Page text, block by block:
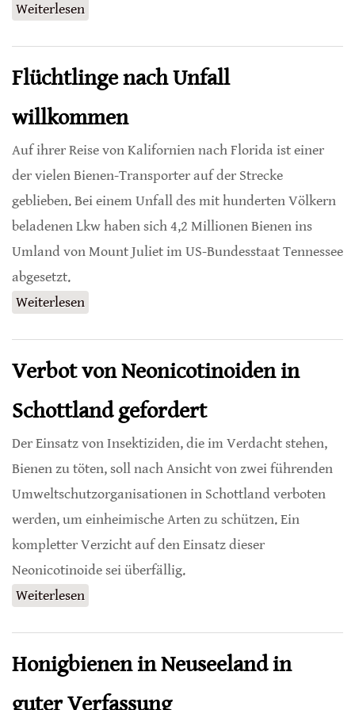
Weiterlesen
Flüchtlinge nach Unfall
willkommen
Auf ihrer Reise von Kalifornien nach Florida ist einer
der vielen Bienen-Transporter auf der Strecke
geblieben. Bei einem Unfall des mit hunderten Völkern
beladenen Lkw haben sich 4,2 Millionen Bienen ins
Umland von Mount Juliet im US-Bundesstaat Tennessee
abgesetzt.
Weiterlesen
Verbot von Neonicotinoiden in
Schottland gefordert
Der Einsatz von Insektiziden, die im Verdacht stehen,
Bienen zu töten, soll nach Ansicht von zwei führenden
Umweltschutzorganisationen in Schottland verboten
werden, um einheimische Arten zu schützen. Ein
kompletter Verzicht auf den Einsatz dieser
Neonicotinoide sei überfällig.
Weiterlesen
Honigbienen in Neuseeland in
guter Verfassung